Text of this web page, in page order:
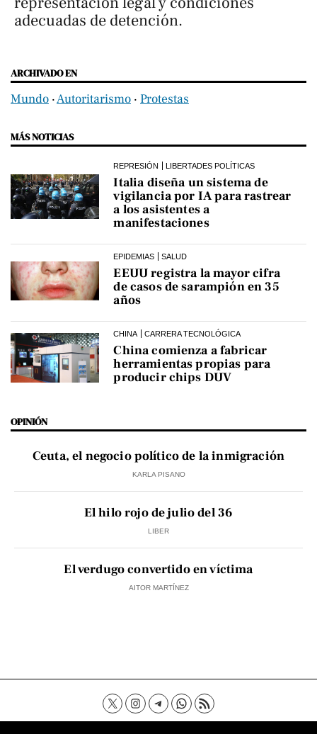
adecuadas de detención.
ARCHIVADO EN
Mundo ‧Autoritarismo ‧ Protestas
MÁS NOTICIAS
REPRESIÓN LIBERTADES POLÍTICAS
Italia diseña un sistema de
vigilancia por IA para rastrear
a los asistentes a
manifestaciones
EPIDEMIAS SALUD
EEUU registra la mayor cifra
de casos de sarampión en 35
años
CHINA CARRERA TECNOLÓGICA
China comienza a fabricar
herramientas propias para
producir chips DUV
OPINIÓN
Ceuta, el negocio político de la inmigración
KARLA PISANO
El hilo rojo de julio del 36
LIBER
El verdugo convertido en víctima
AITOR MARTÍNEZ
Contacto Aviso Legal Política de privacidad